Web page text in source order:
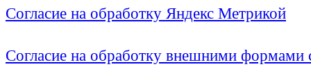
Согласие на обработку Яндекс Метрикой
Согласие на обработку внешними формами